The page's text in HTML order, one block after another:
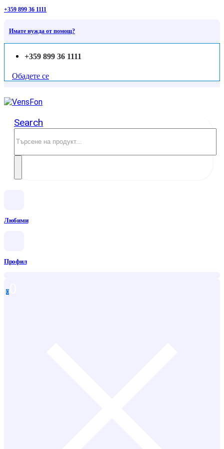
+359 899 36 1111
Имате нужда от помощ?
+359 899 36 1111
Обадете се
Search
Любими
Профил
0